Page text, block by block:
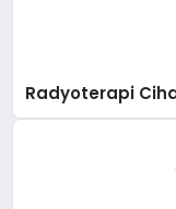
Radyoterapi